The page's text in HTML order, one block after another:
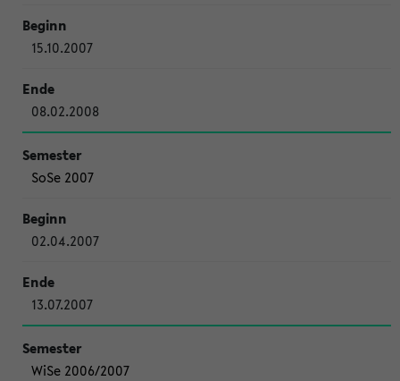
15.10.2007
08.02.2008
SoSe 2007
02.04.2007
13.07.2007
WiSe 2006/2007